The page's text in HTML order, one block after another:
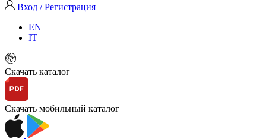
Вход / Регистрация
EN
IT
Скачать каталог
Скачать мобильный каталог